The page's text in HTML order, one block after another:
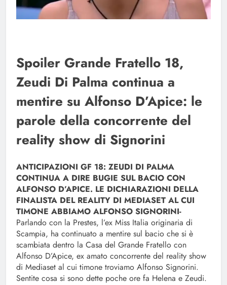
Spoiler Grande Fratello 18,
Zeudi Di Palma continua a
mentire su Alfonso D’Apice: le
parole della concorrente del
reality show di Signorini
ANTICIPAZIONI GF 18: ZEUDI DI PALMA
CONTINUA A DIRE BUGIE SUL BACIO CON
ALFONSO D’APICE. LE DICHIARAZIONI DELLA
FINALISTA DEL REALITY DI MEDIASET AL CUI
TIMONE ABBIAMO ALFONSO SIGNORINI-
Parlando con la Prestes, l’ex Miss Italia originaria di
Scampia, ha continuato a mentire sul bacio che si è
scambiata dentro la Casa del Grande Fratello con
Alfonso D’Apice, ex amato concorrente del reality show
di Mediaset al cui timone troviamo Alfonso Signorini.
Sentite cosa si sono dette poche ore fa Helena e Zeudi.